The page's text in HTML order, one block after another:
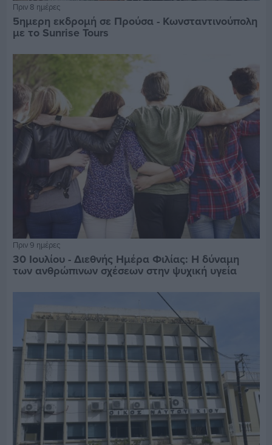
Πριν 8 ημέρες
5ημερη εκδρομή σε Προύσα - Κωνσταντινούπολη
με το Sunrise Tours
Πριν 9 ημέρες
30 Ιουλίου - Διεθνής Ημέρα Φιλίας: Η δύναμη
των ανθρώπινων σχέσεων στην ψυχική υγεία